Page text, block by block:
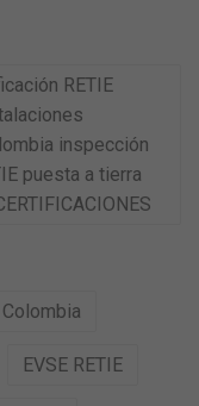
RETIE
inspección
puesta a tierra
EVSE RETIE